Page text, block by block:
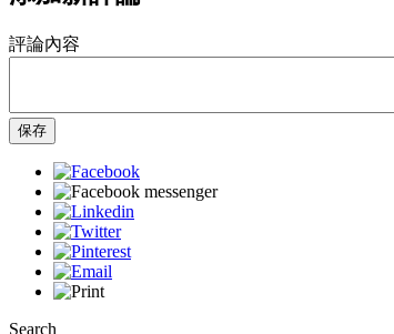
評論內容
保存
Search